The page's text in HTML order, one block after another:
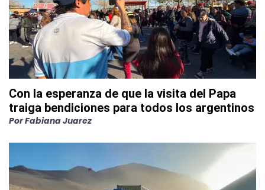
Con la esperanza de que la visita del Papa
traiga bendiciones para todos los argentinos
PorFabiana Juarez